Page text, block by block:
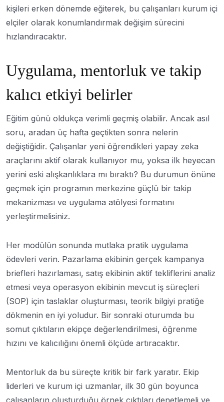
kişileri erken dönemde eğiterek, bu çalışanları kurum içi
elçiler olarak konumlandırmak değişim sürecini
hızlandıracaktır.
Uygulama, mentorluk ve takip
kalıcı etkiyi belirler
Eğitim günü oldukça verimli geçmiş olabilir. Ancak asıl
soru, aradan üç hafta geçtikten sonra nelerin
değiştiğidir. Çalışanlar yeni öğrendikleri yapay zeka
araçlarını aktif olarak kullanıyor mu, yoksa ilk heyecan
yerini eski alışkanlıklara mı bıraktı? Bu durumun önüne
geçmek için programın merkezine güçlü bir takip
mekanizması ve uygulama atölyesi formatını
yerleştirmelisiniz.
Her modülün sonunda mutlaka pratik uygulama
ödevleri verin. Pazarlama ekibinin gerçek kampanya
briefleri hazırlaması, satış ekibinin aktif tekliflerini analiz
etmesi veya operasyon ekibinin mevcut iş süreçleri
(SOP) için taslaklar oluşturması, teorik bilgiyi pratiğe
dökmenin en iyi yoludur. Bir sonraki oturumda bu
somut çıktıların ekipçe değerlendirilmesi, öğrenme
hızını ve kalıcılığını önemli ölçüde artıracaktır.
Mentorluk da bu süreçte kritik bir fark yaratır. Ekip
liderleri ve kurum içi uzmanlar, ilk 30 gün boyunca
çalışanların oluşturduğu örnek çıktıları denetlemeli ve